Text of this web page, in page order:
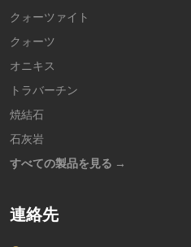
クォーツァイト
クォーツ
オニキス
トラバーチン
焼結石
石灰岩
すべての製品を見る →
連絡先